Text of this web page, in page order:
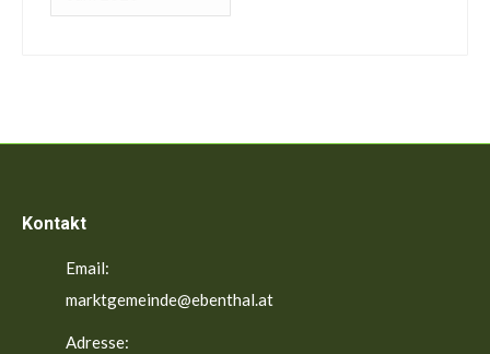
Kontakt
Email:
marktgemeinde@ebenthal.at
Adresse: